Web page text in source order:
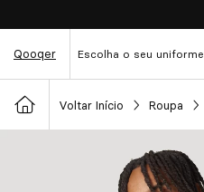
Qooqer Escolha o seu uniforme
Voltar Início Roupa